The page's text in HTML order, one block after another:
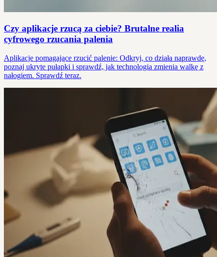
Czy aplikacje rzucą za ciebie? Brutalne realia
cyfrowego rzucania palenia
Aplikacje pomagające rzucić palenie: Odkryj, co działa naprawdę,
poznaj ukryte pułapki i sprawdź, jak technologia zmienia walkę z
nałogiem. Sprawdź teraz.